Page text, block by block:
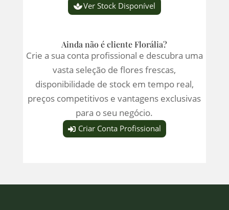
Ver Stock Disponível
Ainda não é cliente Florália?
Crie a sua conta profissional e descubra uma
vasta seleção de flores frescas,
disponibilidade de stock em tempo real,
preços competitivos e vantagens exclusivas
para o seu negócio.
Criar Conta Profissional